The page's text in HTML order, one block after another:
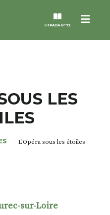
Menu
STRADA N°73
LES
L’Opéra sous les étoiles
sur-Loire